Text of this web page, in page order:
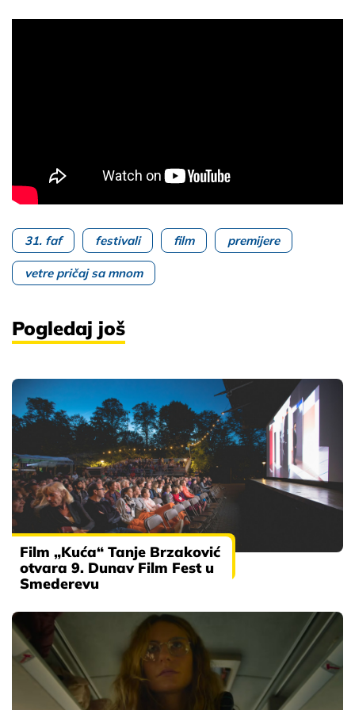
31. faf festivali film premijere
vetre pričaj sa mnom
Pogledaj još
Film „Kuća“ Tanje Brzaković
otvara 9. Dunav Film Fest u
Smederevu